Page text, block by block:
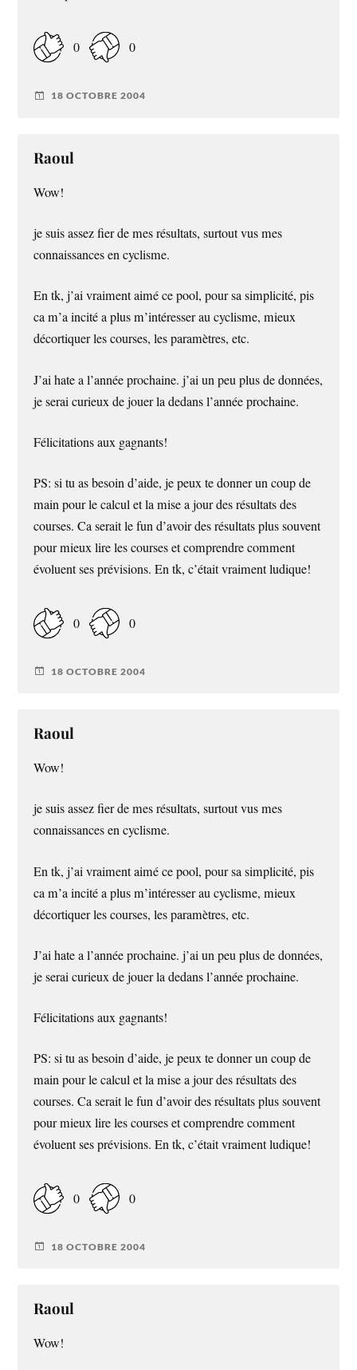
0 0
18 OCTOBRE 2004
Raoul
Wow!
je suis assez fier de mes résultats, surtout vus mes
connaissances en cyclisme.
En tk, j’ai vraiment aimé ce pool, pour sa simplicité, pis
ca m’a incité a plus m’intéresser au cyclisme, mieux
décortiquer les courses, les paramètres, etc.
J’ai hate a l’année prochaine. j’ai un peu plus de données,
je serai curieux de jouer la dedans l’année prochaine.
Félicitations aux gagnants!
PS: si tu as besoin d’aide, je peux te donner un coup de
main pour le calcul et la mise a jour des résultats des
courses. Ca serait le fun d’avoir des résultats plus souvent
pour mieux lire les courses et comprendre comment
évoluent ses prévisions. En tk, c’était vraiment ludique!
0 0
18 OCTOBRE 2004
Raoul
Wow!
je suis assez fier de mes résultats, surtout vus mes
connaissances en cyclisme.
En tk, j’ai vraiment aimé ce pool, pour sa simplicité, pis
ca m’a incité a plus m’intéresser au cyclisme, mieux
décortiquer les courses, les paramètres, etc.
J’ai hate a l’année prochaine. j’ai un peu plus de données,
je serai curieux de jouer la dedans l’année prochaine.
Félicitations aux gagnants!
PS: si tu as besoin d’aide, je peux te donner un coup de
main pour le calcul et la mise a jour des résultats des
courses. Ca serait le fun d’avoir des résultats plus souvent
pour mieux lire les courses et comprendre comment
évoluent ses prévisions. En tk, c’était vraiment ludique!
0 0
18 OCTOBRE 2004
Raoul
Wow!